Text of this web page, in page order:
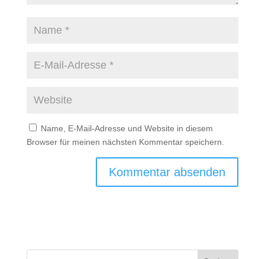
Name, E-Mail-Adresse und Website in diesem
Browser für meinen nächsten Kommentar speichern.